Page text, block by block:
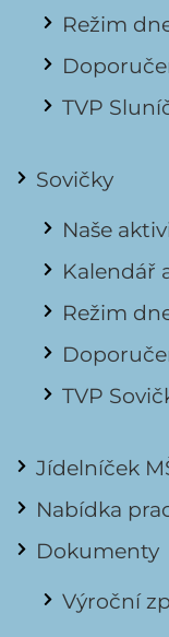
Režim
TVP
Sovičky
Naše
Kalendář
Režim
TVP
Jídelníček
Nabídka
Dokumenty
Výroční